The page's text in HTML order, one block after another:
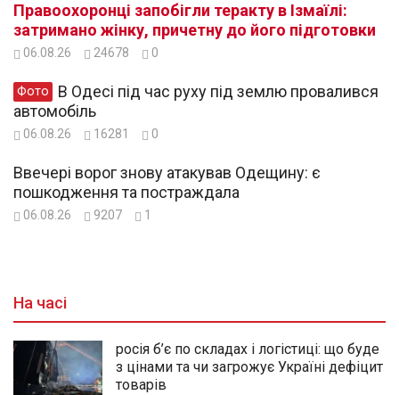
Правоохоронці запобігли теракту в Ізмаїлі:
затримано жінку, причетну до його підготовки
06.08.26 24678 0
Фото
автомобіль
06.08.26 16281 0
Ввечері ворог знову атакував Одещину: є
пошкодження та постраждала
06.08.26 9207 1
На часі
росія б’є по складах і логістиці: що буде
з цінами та чи загрожує Україні дефіцит
товарів